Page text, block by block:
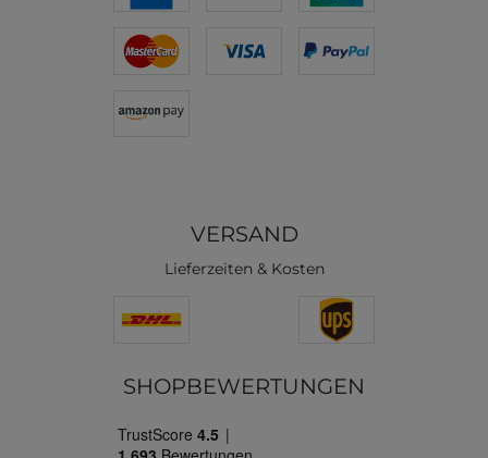
VERSAND
Lieferzeiten & Kosten
SHOPBEWERTUNGEN